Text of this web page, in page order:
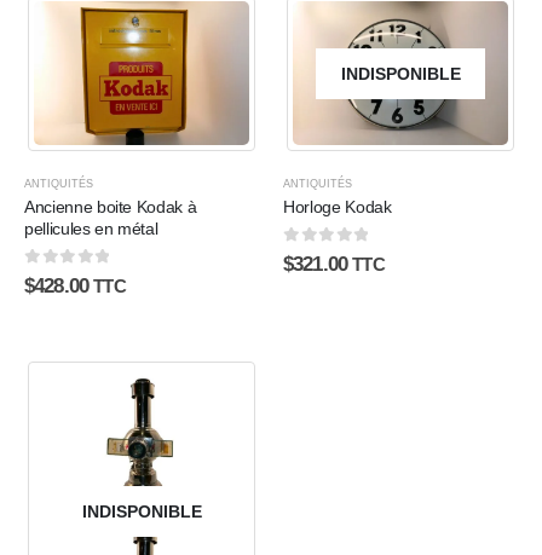
ANTIQUITÉS
Ancienne boite Kodak à
pellicules en métal
0sur 5
$428.00 TTC
INDISPONIBLE
ANTIQUITÉS
Horloge Kodak
0sur 5
$321.00 TTC
INDISPONIBLE